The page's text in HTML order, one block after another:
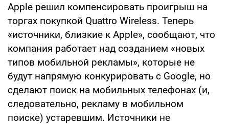
Apple решил компенсировать проигрыш на
торгах покупкой Quattro Wireless. Теперь
«источники, близкие к Apple», сообщают, что
компания работает над созданием «новых
типов мобильной рекламы», которые не
будут напрямую конкурировать с Google, но
сделают поиск на мобильных телефонах (и,
следовательно, рекламу в мобильном
поиске) устаревшим. Источники не